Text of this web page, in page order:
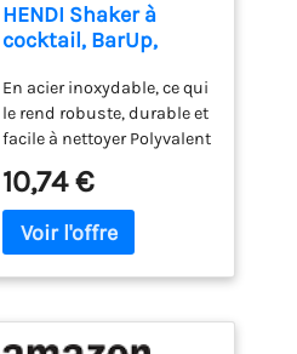
HENDI Shaker à
cocktail, BarUp,
on-Tin, utilisation
universelle, 2
shakers lestés :
600ml,
ø90x(H)140mm et
800ml,
ø92x(H)174mm,
inoxydable
En acier inoxydable, ce qui
le rend robuste, durable et
facile à nettoyer Polyvalent
permet de préparer la
plupart des types de
cocktails Fermeture
deux shakers ont un
contrepoids parfait Passe
10,74 €